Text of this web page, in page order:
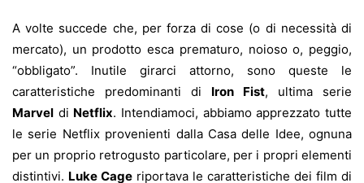
A volte succede che, per forza di cose (o di necessità di
mercato), un prodotto esca prematuro, noioso o, peggio,
“obbligato”. Inutile girarci attorno, sono queste le
caratteristiche predominanti di Iron Fist, ultima serie
Marvel di Netflix. Intendiamoci, abbiamo apprezzato tutte
le serie Netflix provenienti dalla Casa delle Idee, ognuna
per un proprio retrogusto particolare, per i propri elementi
distintivi. Luke Cage riportava le caratteristiche dei film di